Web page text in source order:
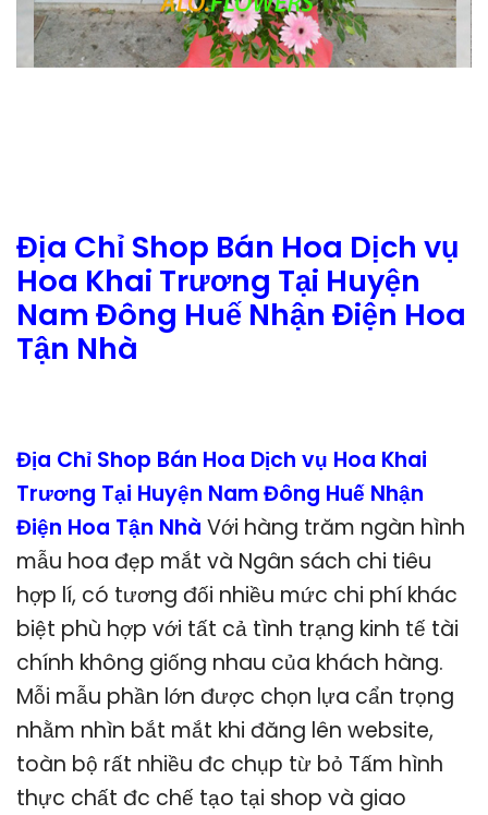
Địa Chỉ Shop Bán Hoa Dịch vụ
Hoa Khai Trương Tại Huyện
Nam Đông Huế Nhận Điện Hoa
Tận Nhà
Địa Chỉ Shop Bán Hoa Dịch vụ Hoa Khai
Trương Tại Huyện Nam Đông Huế Nhận
Điện Hoa Tận Nhà Với hàng trăm ngàn hình
mẫu hoa đẹp mắt và Ngân sách chi tiêu
hợp lí, có tương đối nhiều mức chi phí khác
biệt phù hợp với tất cả tình trạng kinh tế tài
chính không giống nhau của khách hàng.
Mỗi mẫu phần lớn được chọn lựa cẩn trọng
nhằm nhìn bắt mắt khi đăng lên website,
toàn bộ rất nhiều đc chụp từ bỏ Tấm hình
thực chất đc chế tạo tại shop và giao